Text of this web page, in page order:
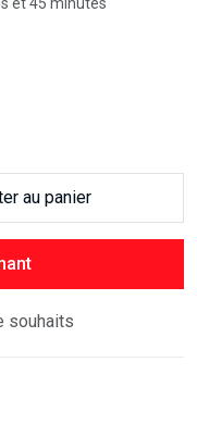
au panier
souhaits